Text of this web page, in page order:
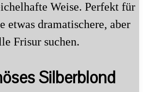
Weise. Perfekt für
etwas dramatischere, aber
Frisur suchen.
Silberblond